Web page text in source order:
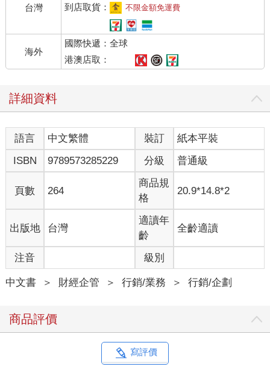
台灣
到店取貨：
不限金額免運費
海外
國際快遞：全球
港澳店取：
詳細資料
語言 中文繁體 裝訂
紙本平裝
ISBN
9789573285229 分級 普通級
頁數 264
商品規
格
20.9*14.8*2
出版地 台灣
適讀年
齡
全齡適讀
注音 級別
中文書 ＞ 財經企管 ＞ 行銷/業務 ＞ 行銷/企劃
商品評價
寫評價